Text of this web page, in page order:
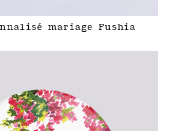
mariage Fushia